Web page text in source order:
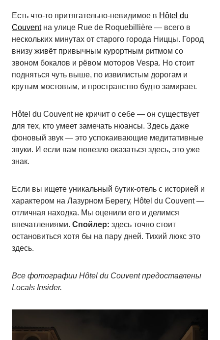
Есть что-то притягательно-невидимое в Hôtel du
Couventна улице Rue de Roquebillière — всего в
нескольких минутах от старого города Ниццы. Город
внизу живёт привычным курортным ритмом со
звоном бокалов и рёвом моторов Vespa. Но стоит
подняться чуть выше, по извилистым дорогам и
крутым мостовым, и пространство будто замирает.
Hôtel du Couvent не кричит о себе — он существует
для тех, кто умеет замечать нюансы. Здесь даже
фоновый звук — это успокаивающие медитативные
звуки. И если вам повезло оказаться здесь, это уже
знак.
Если вы ищете уникальный бутик-отель с историей и
характером на Лазурном Берегу, Hôtel du Couvent —
отличная находка. Мы оценили его и делимся
впечатлениями. Спойлер: здесь точно стоит
остановиться хотя бы на пару дней. Тихий люкс это
здесь.
Все фотографии Hôtel du Couvent предоставлены
Locals Insider.